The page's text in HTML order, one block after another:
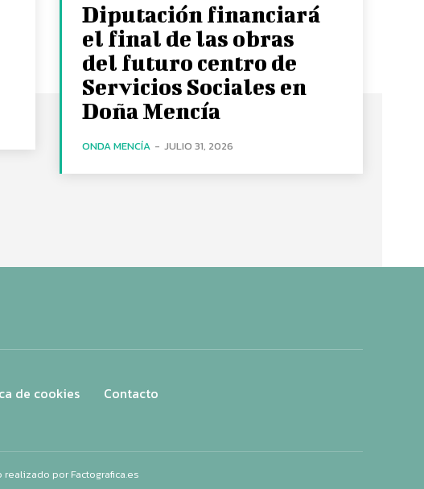
Diputación financiará
el final de las obras
del futuro centro de
Servicios Sociales en
Doña Mencía
ONDA MENCÍA - JULIO 31, 2026
de cookies Contacto
realizado por Factografica.es